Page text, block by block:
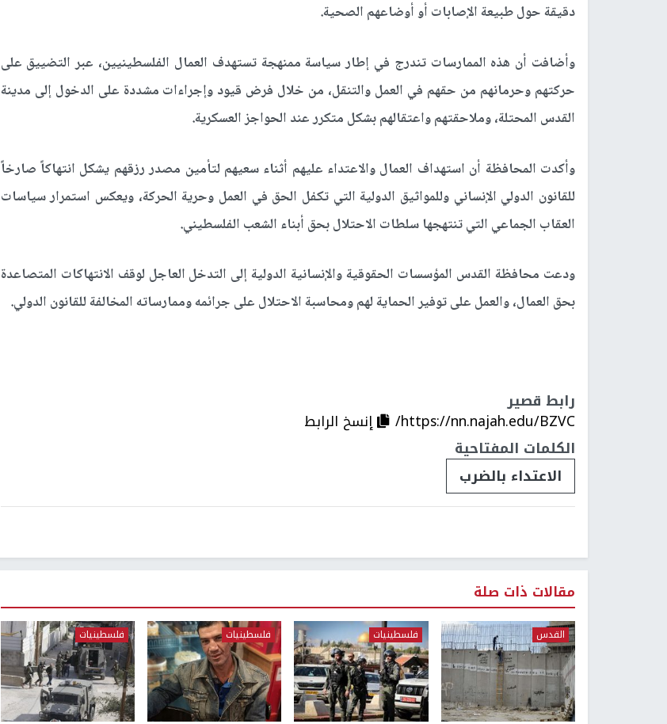
دقيقة حول طبيعة الإصابات أو أوضاعهم الصحية.
وأضافت أن هذه الممارسات تندرج في إطار سياسة ممنهجة تستهدف العمال الفلسطينيين، عبر التضييق على
حركتهم وحرمانهم من حقهم في العمل والتنقل، من خلال فرض قيود وإجراءات مشددة على الدخول إلى مدينة
القدس المحتلة، وملاحقتهم واعتقالهم بشكل متكرر عند الحواجز العسكرية.
وأكدت المحافظة أن استهداف العمال والاعتداء عليهم أثناء سعيهم لتأمين مصدر رزقهم يشكل انتهاكاً صارخاً
للقانون الدولي الإنساني وللمواثيق الدولية التي تكفل الحق في العمل وحرية الحركة، ويعكس استمرار سياسات
العقاب الجماعي التي تنتهجها سلطات الاحتلال بحق أبناء الشعب الفلسطيني.
ودعت محافظة القدس المؤسسات الحقوقية والإنسانية الدولية إلى التدخل العاجل لوقف الانتهاكات المتصاعدة
بحق العمال، والعمل على توفير الحماية لهم ومحاسبة الاحتلال على جرائمه وممارساته المخالفة للقانون الدولي.
رابط قصير
https://nn.najah.edu/BZVC/
إنسخ الرابط
الكلمات المفتاحية
الاعتداء بالضرب
مقالات ذات صلة
القدس فلسطينيات فلسطينيات فلسطينيات